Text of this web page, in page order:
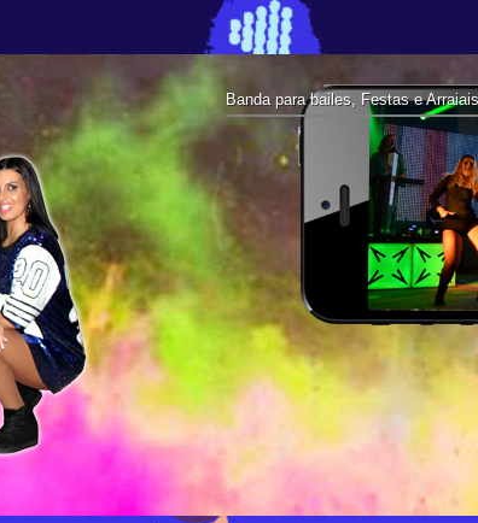
Banda para bailes, Festas e Arraiais